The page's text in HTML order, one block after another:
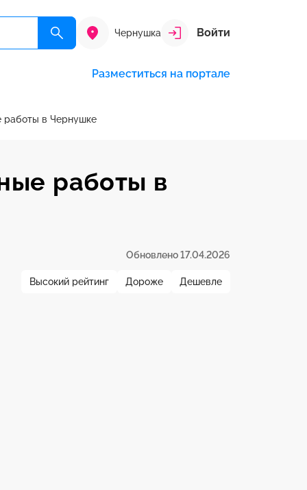
Чернушка Войти
Разместиться на портале
работы в Чернушке
работы в
Обновлено 17.04.2026
Высокий рейтинг Дороже Дешевле